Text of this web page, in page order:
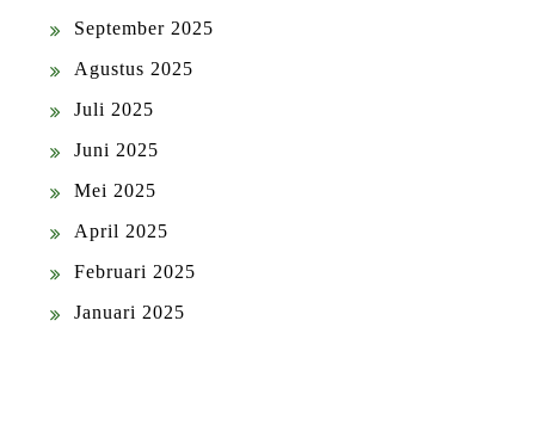
September 2025
Agustus 2025
Juli 2025
Juni 2025
Mei 2025
April 2025
Februari 2025
Januari 2025